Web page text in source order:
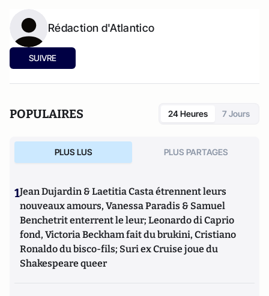
Rédaction d'Atlantico
SUIVRE
POPULAIRES 24 Heures 7 Jours
PLUS LUS PLUS PARTAGES
1Jean Dujardin & Laetitia Casta étrennent leurs
nouveaux amours, Vanessa Paradis & Samuel
Benchetrit enterrent le leur; Leonardo di Caprio
fond, Victoria Beckham fait du brukini, Cristiano
Ronaldo du bisco-fils; Suri ex Cruise joue du
Shakespeare queer